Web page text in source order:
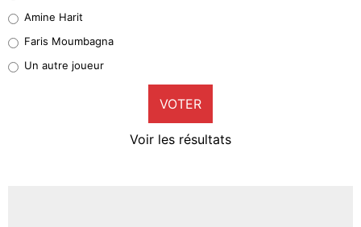
1%
9%
Amine Harit
Faris Moumbagna
Un autre joueur
VOTER
Voir les résultats